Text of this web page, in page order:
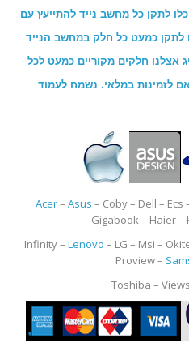
לתקן כל מחשב נייד להתייעץ עם
לתקן כמעט כל חלק במחשב הנייד
אצלנו חלקים מקוריים כמעט לכל
לזמינות במלאי. נשמח לעמוד
Acer– Asus – Coby – Dell –
Gigabook – Haier –
Infinity – Lenovo – LG – Msi –
Proview –
Toshiba –